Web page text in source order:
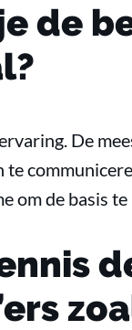
de
De
te
om de basis